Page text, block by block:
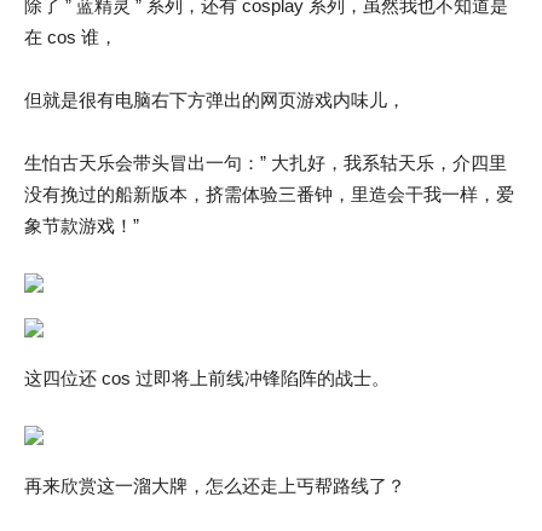
除了 ” 蓝精灵 ” 系列，还有 cosplay 系列，虽然我也不知道是
在 cos 谁，
但就是很有电脑右下方弹出的网页游戏内味儿，
生怕古天乐会带头冒出一句：” 大扎好，我系轱天乐，介四里
没有挽过的船新版本，挤需体验三番钟，里造会干我一样，爱
象节款游戏！”
这四位还 cos 过即将上前线冲锋陷阵的战士。
再来欣赏这一溜大牌，怎么还走上丐帮路线了？